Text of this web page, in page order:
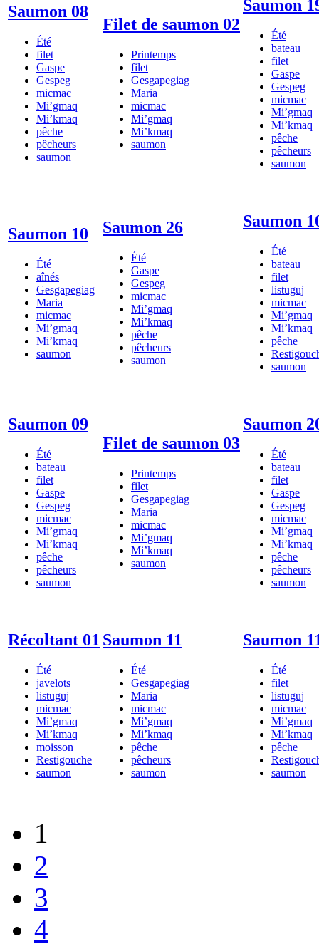
Saumon 08
Été
filet
Gaspe
Gespeg
micmac
Mi’gmaq
Mi’kmaq
pêche
pêcheurs
saumon
Filet de saumon 02
Printemps
filet
Gesgapegiag
Maria
micmac
Mi’gmaq
Mi’kmaq
saumon
Saumon
Été
bateau
filet
Gaspe
Gespeg
micmac
Mi’gmaq
Mi’kmaq
pêche
pêcheurs
saumon
Saumon 10
Été
aînés
Gesgapegiag
Maria
micmac
Mi’gmaq
Mi’kmaq
saumon
Saumon 26
Été
Gaspe
Gespeg
micmac
Mi’gmaq
Mi’kmaq
pêche
pêcheurs
saumon
Saumon
Été
bateau
filet
listuguj
micmac
Mi’gmaq
Mi’kmaq
pêche
saumon
Saumon 09
Été
bateau
filet
Gaspe
Gespeg
micmac
Mi’gmaq
Mi’kmaq
pêche
pêcheurs
saumon
Filet de saumon 03
Printemps
filet
Gesgapegiag
Maria
micmac
Mi’gmaq
Mi’kmaq
saumon
Saumon
Été
bateau
filet
Gaspe
Gespeg
micmac
Mi’gmaq
Mi’kmaq
pêche
pêcheurs
saumon
Récoltant 01
Été
javelots
listuguj
micmac
Mi’gmaq
Mi’kmaq
moisson
Restigouche
saumon
Saumon 11
Été
Gesgapegiag
Maria
micmac
Mi’gmaq
Mi’kmaq
pêche
pêcheurs
saumon
Saumon
Été
filet
listuguj
micmac
Mi’gmaq
Mi’kmaq
pêche
saumon
1
2
3
4